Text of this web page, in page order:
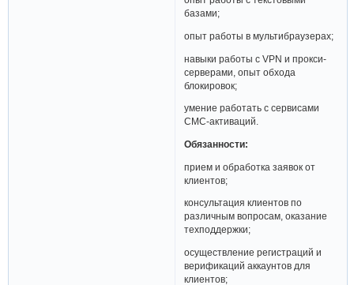
базами;
опыт работы в мультибраузерах;
навыки работы с VPN и прокси-
серверами, опыт обхода
блокировок;
умение работать с сервисами
СМС-активаций.
Обязанности:
прием и обработка заявок от
клиентов;
консультация клиентов по
различным вопросам, оказание
техподдержки;
осуществление регистраций и
верификаций аккаунтов для
клиентов;